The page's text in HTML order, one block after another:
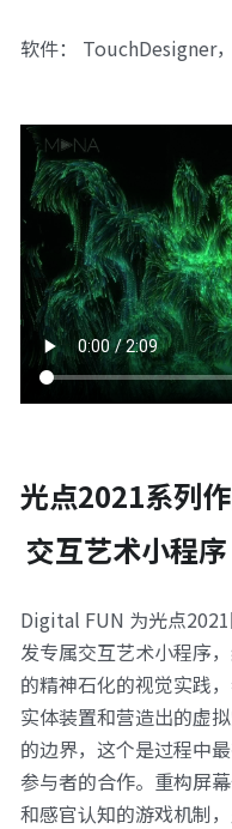
软件： TouchDesigner
光点2021系列
交互艺术小程序
Digital FUN 为光点
发专属交互艺术小程序
的精神石化的视觉实践
实体装置和营造出的虚
的边界，这个是过程中
参与者的合作。重构屏
和感官认知的游戏机制